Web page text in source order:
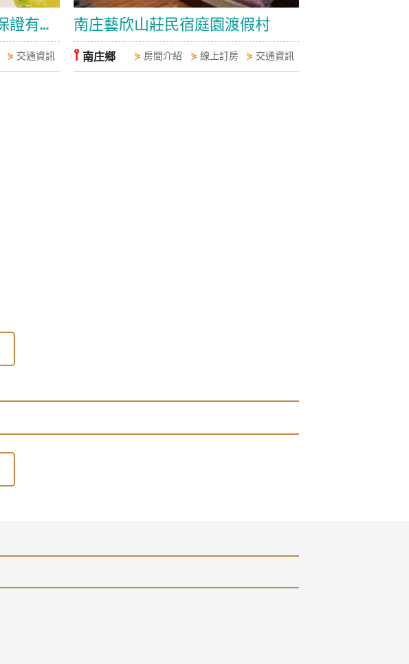
燕子陶 陶藝咖啡民宿【保證有車位】
⋟ 交通資訊
南庄藝欣山莊民宿庭園渡假村
⫯ 南庄鄉 ⋟ 房間介紹 ⋟ 線上訂房 ⋟ 交通資訊